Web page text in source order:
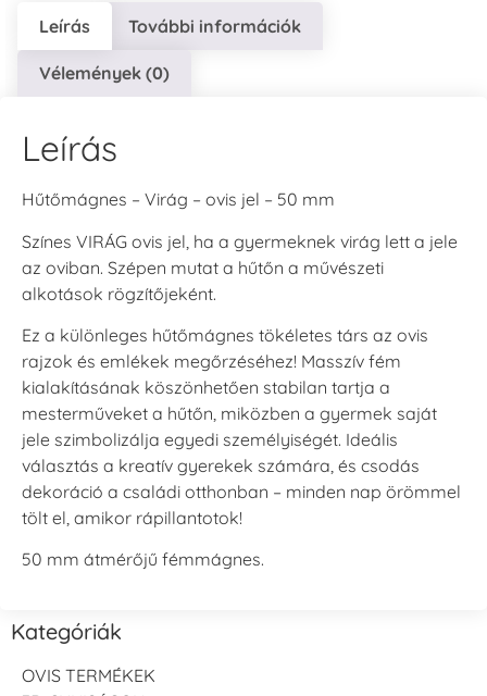
Leírás További információk
Vélemények (0)
Leírás
Hűtőmágnes – Virág – ovis jel – 50 mm
Színes VIRÁG ovis jel, ha a gyermeknek virág lett a jele
az oviban. Szépen mutat a hűtőn a művészeti
alkotások rögzítőjeként.
Ez a különleges hűtőmágnes tökéletes társ az ovis
rajzok és emlékek megőrzéséhez! Masszív fém
kialakításának köszönhetően stabilan tartja a
mesterműveket a hűtőn, miközben a gyermek saját
jele szimbolizálja egyedi személyiségét. Ideális
választás a kreatív gyerekek számára, és csodás
dekoráció a családi otthonban – minden nap örömmel
tölt el, amikor rápillantotok!
50 mm átmérőjű fémmágnes.
Kategóriák
OVIS TERMÉKEK